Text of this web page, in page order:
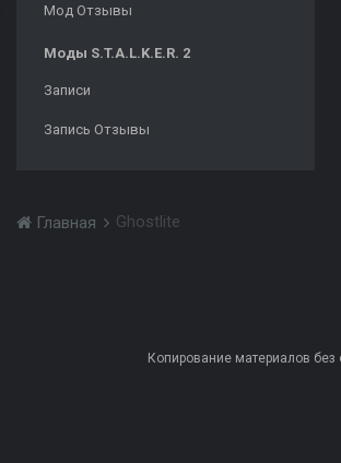
Мод Отзывы
Моды S.T.A.L.K.E.R. 2
Записи
Запись Отзывы
Главная Ghostlite
Копирование материалов без